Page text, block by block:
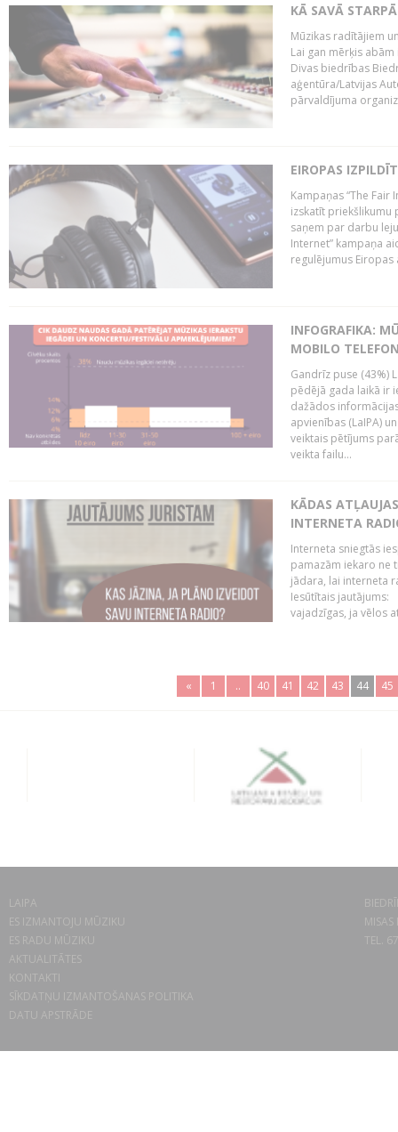
KĀ SAVĀ
Mūzikas radītājiem
Lai gan mērķis
Divas biedrības
aģentūra/Latvijas
pārvaldījuma
EIROPAS
Kampaņas “The
izskatīt priekšlikumu
saņem par darbu
Internet” kampaņa
regulējumus
INFOGRAFIKA:
MOBILO
Gandrīz puse (43%)
pēdējā gada laikā ir
dažādos
apvienības (LaIPA)
veiktais pētījums
veikta failu...
KĀDAS
INTERNETA
Interneta sniegtās
pamazām iekaro ne
jādara, lai interneta
Iesūtītais jautājums:
vajadzīgas, ja vēlos
« 1 .. 40 41 42 43 44 45
LAIPA
ES IZMANTOJU MŪZIKU
ES RADU MŪZIKU
AKTUALITĀTES
KONTAKTI
SĪKDATŅU IZMANTOŠANAS POLITIKA
DATU APSTRĀDE
TEL.